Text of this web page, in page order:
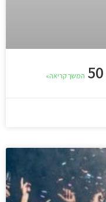
המשך קריאה»